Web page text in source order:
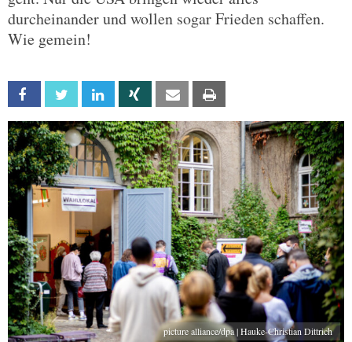
durcheinander und wollen sogar Frieden schaffen.
Wie gemein!
Facebook Twitter Linkedin Xing Email
picture alliance/dpa | Hauke-Christian Dittrich